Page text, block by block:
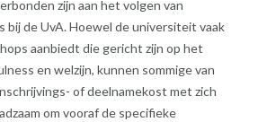
zijn aan het volgen van
bij de UvA. Hoewel de universiteit vaak
aanbiedt die gericht zijn op het
en welzijn, kunnen sommige van
of deelnamekost met zich
om vooraf de specifieke